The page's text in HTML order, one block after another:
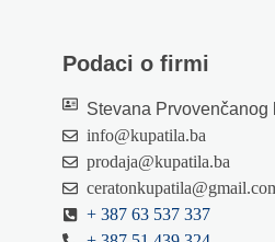
Podaci o firmi
Stevana Prvovenčanog
info@kupatila.ba
prodaja@kupatila.ba
+ 387 63 537 337